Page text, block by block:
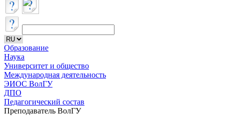
Образование
Наука
Университет и общество
Международная деятельность
ЭИОС ВолГУ
ДПО
Педагогический состав
Преподаватель ВолГУ